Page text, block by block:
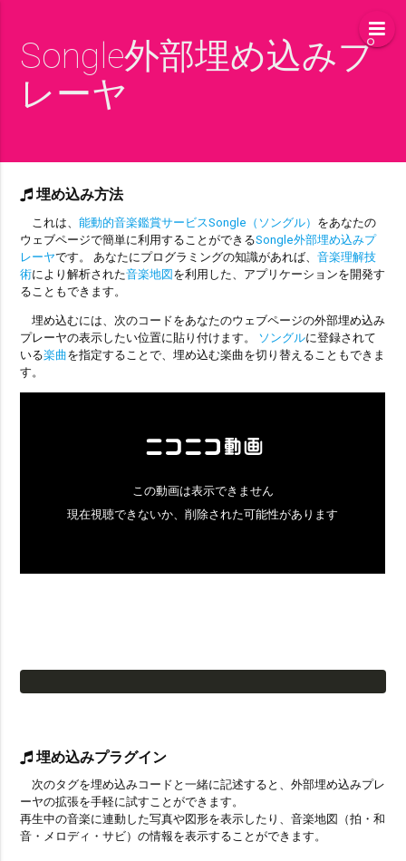
Songle外部埋め込みプ
レーヤ
埋め込み方法
これは、能動的音楽鑑賞サービスSongle（ソングル） をあなたの
ウェブページで簡単に利用することができるSongle外部埋め込みプ
レーヤです。 あなたにプログラミングの知識があれば、音楽理解技
術により解析された音楽地図を利用した、アプリケーションを開発す
ることもできます。
埋め込むには、次のコードをあなたのウェブページの外部埋め込み
プレーヤの表示したい位置に貼り付けます。 ソングルに登録されて
いる楽曲を指定することで、埋め込む楽曲を切り替えることもできま
す。
埋め込みプラグイン
次のタグを埋め込みコードと一緒に記述すると、外部埋め込みプレ
ーヤの拡張を手軽に試すことができます。
再生中の音楽に連動した写真や図形を表示したり、音楽地図（拍・和
音・メロディ・サビ）の情報を表示することができます。